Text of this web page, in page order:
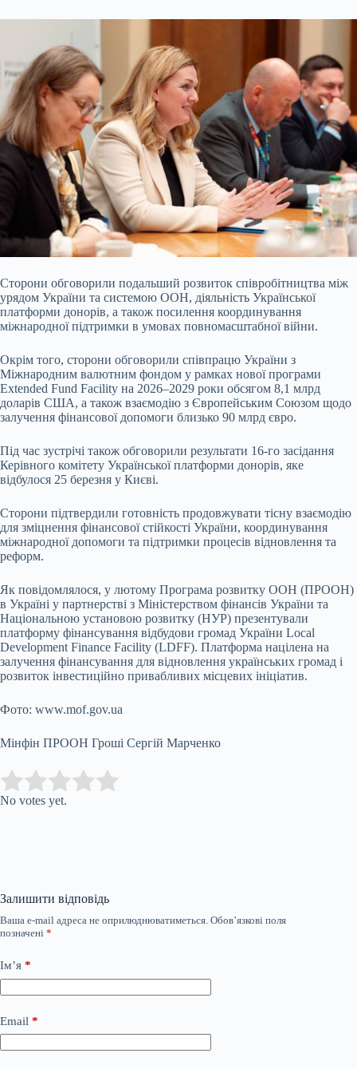
Сторони обговорили подальший розвиток співробітництва між
урядом України та системою ООН, діяльність Української
платформи донорів, а також посилення координування
міжнародної підтримки в умовах повномасштабної війни.
Окрім того, сторони обговорили співпрацю України з
Міжнародним валютним фондом у рамках нової програми
Extended Fund Facility на 2026–2029 роки обсягом 8,1 млрд
доларів США, а також взаємодію з Європейським Союзом щодо
залучення фінансової допомоги близько 90 млрд євро.
Під час зустрічі також обговорили результати 16-го засідання
Керівного комітету Української платформи донорів, яке
відбулося 25 березня у Києві.
Сторони підтвердили готовність продовжувати тісну взаємодію
для зміцнення фінансової стійкості України, координування
міжнародної допомоги та підтримки процесів відновлення та
реформ.
Як повідомлялося, у лютому Програма розвитку ООН (ПРООН)
в Україні у партнерстві з Міністерством фінансів України та
Національною установою розвитку (НУР) презентували
платформу фінансування відбудови громад України Local
Development Finance Facility (LDFF). Платформа націлена на
залучення фінансування для відновлення українських громад і
розвиток інвестиційно привабливих місцевих ініціатив.
Фото: www.mof.gov.ua
Мінфін ПРООН Гроші Сергій Марченко
Rate this item:
No votes yet.
Залишити відповідь
Ваша e-mail адреса не оприлюднюватиметься. Обов’язкові поля
позначені *
Ім’я *
Email *